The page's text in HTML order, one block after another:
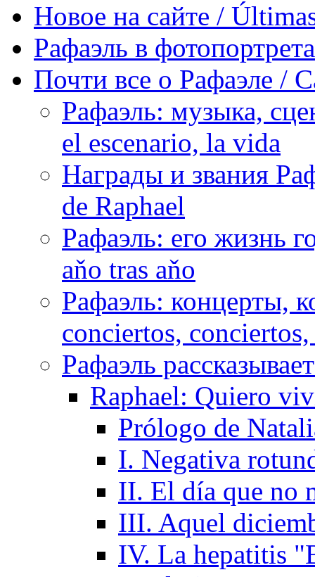
Новое на сайте /
Рафаэль в
Почти все о Рафаэле /
Рафаэль: музыка,
el escenario, la vida
Награды и звания
de Raphael
Рафаэль: его жизнь
aňo tras aňo
Рафаэль: концерты,
conciertos,
Рафаэль
Raphael: Quiero
Prólogo de
I. Negativa
II. El día que no
III. Aquel
IV. La hepatitis